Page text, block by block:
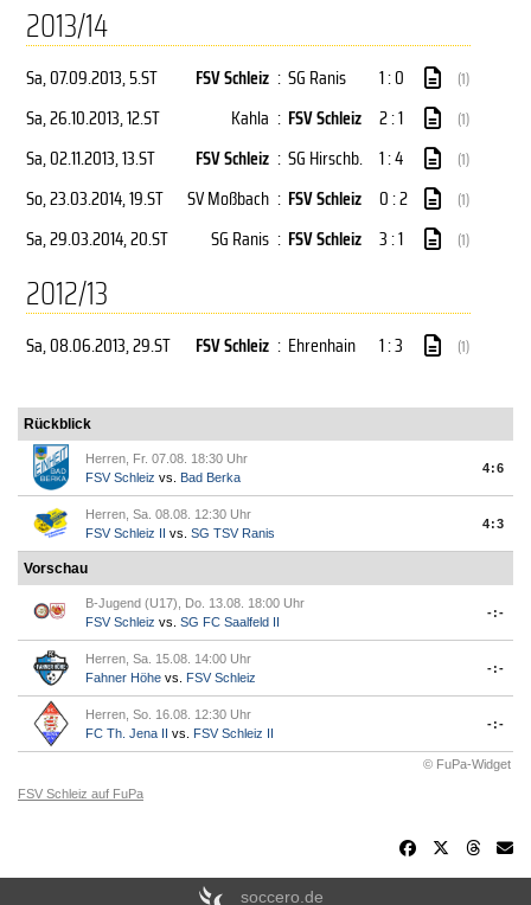
2013/14
Sa, 07.09.2013, 5.ST FSV Schleiz : SG Ranis 1 : 0 (1)
Sa, 26.10.2013, 12.ST Kahla : FSV Schleiz 2 : 1 (1)
Sa, 02.11.2013, 13.ST FSV Schleiz : SG Hirschb. 1 : 4 (1)
So, 23.03.2014, 19.ST SV Moßbach : FSV Schleiz 0 : 2 (1)
Sa, 29.03.2014, 20.ST SG Ranis : FSV Schleiz 3 : 1 (1)
2012/13
Sa, 08.06.2013, 29.ST FSV Schleiz : Ehrenhain 1 : 3 (1)
Rückblick
Herren, Fr. 07.08. 18:30 Uhr
FSV Schleiz vs. Bad Berka
4:6
Herren, Sa. 08.08. 12:30 Uhr
FSV Schleiz II vs. SG TSV Ranis
4:3
Vorschau
B-Jugend (U17), Do. 13.08. 18:00 Uhr
FSV Schleiz vs. SG FC Saalfeld II
-:-
Herren, Sa. 15.08. 14:00 Uhr
Fahner Höhe vs. FSV Schleiz
-:-
Herren, So. 16.08. 12:30 Uhr
FC Th. Jena II vs. FSV Schleiz II
-:-
© FuPa-Widget
FSV Schleiz auf FuPa
soccero.de